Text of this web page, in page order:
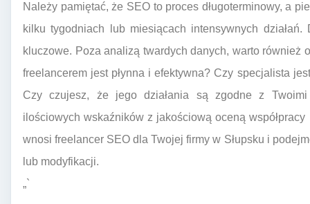
Należy pamiętać, że SEO to proces długoterminowy, a
kilku tygodniach lub miesiącach intensywnych
kluczowe. Poza analizą twardych danych, warto również
freelancerem jest płynna i efektywna? Czy specjalista
Czy czujesz, że jego działania są zgodne z Twoimi
ilościowych wskaźników z jakościową oceną
wnosi freelancer SEO dla Twojej firmy w Słupsku i
lub modyfikacji.
„`